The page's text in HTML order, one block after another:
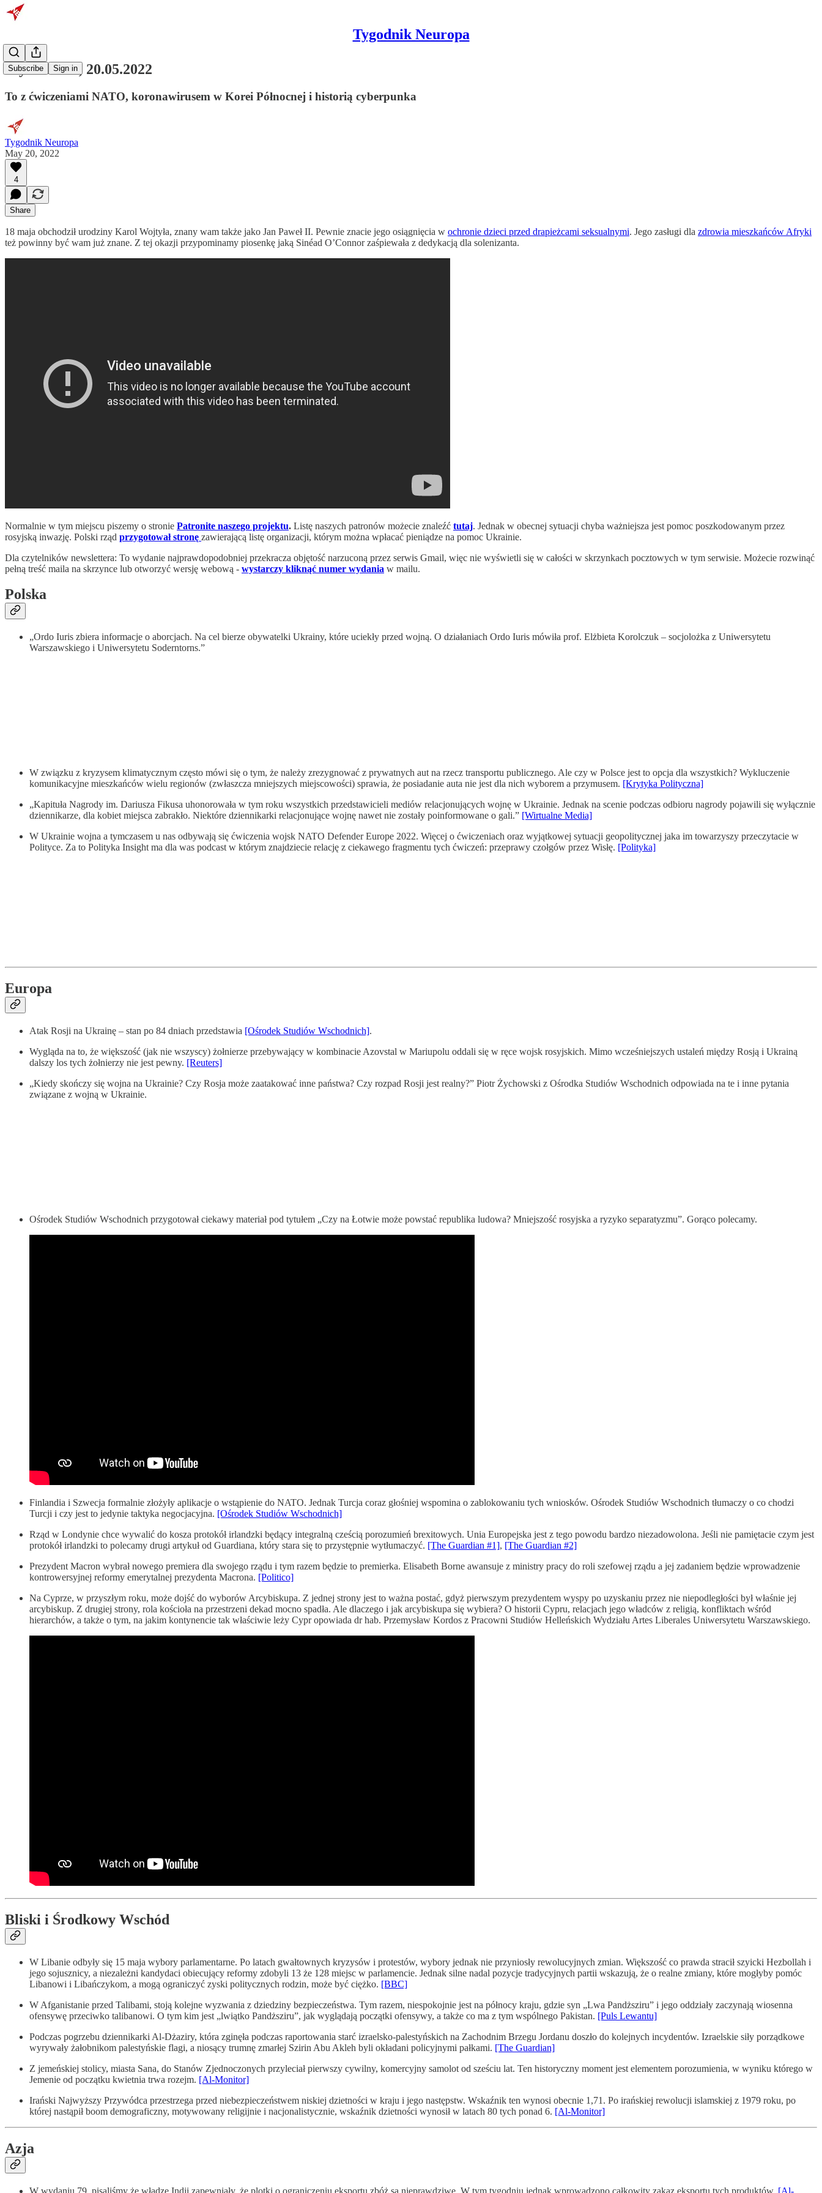
Tygodnik Neuropa
Subscribe Sign in
Wydanie 81, 20.05.2022
To z ćwiczeniami NATO, koronawirusem w Korei Północnej i historią cyberpunka
Tygodnik Neuropa
May 20, 2022
4
Share
18 maja obchodził urodziny Karol Wojtyła, znany wam także jako Jan Paweł II. Pewnie znacie jego osiągnięcia w ochronie dzieci przed drapieżcami seksualnymi. Jego zasługi dla zdrowia mieszkańców Afryki
też powinny być wam już znane. Z tej okazji przypominamy piosenkę jaką Sinéad O’Connor zaśpiewała z dedykacją dla solenizanta.
Normalnie w tym miejscu piszemy o stronie Patronite naszego projektu. Listę naszych patronów możecie znaleźć tutaj. Jednak w obecnej sytuacji chyba ważniejsza jest pomoc poszkodowanym przez
rosyjską inwazję. Polski rząd przygotował stronę zawierającą listę organizacji, którym można wpłacać pieniądze na pomoc Ukrainie.
Dla czytelników newslettera: To wydanie najprawdopodobniej przekracza objętość narzuconą przez serwis Gmail, więc nie wyświetli się w całości w skrzynkach pocztowych w tym serwisie. Możecie rozwinąć
pełną treść maila na skrzynce lub otworzyć wersję webową - wystarczy kliknąć numer wydania w mailu.
Polska
„Ordo Iuris zbiera informacje o aborcjach. Na cel bierze obywatelki Ukrainy, które uciekły przed wojną. O działaniach Ordo Iuris mówiła prof. Elżbieta Korolczuk – socjolożka z Uniwersytetu
Warszawskiego i Uniwersytetu Soderntorns.”
W związku z kryzysem klimatycznym często mówi się o tym, że należy zrezygnować z prywatnych aut na rzecz transportu publicznego. Ale czy w Polsce jest to opcja dla wszystkich? Wykluczenie
komunikacyjne mieszkańców wielu regionów (zwłaszcza mniejszych miejscowości) sprawia, że posiadanie auta nie jest dla nich wyborem a przymusem. [Krytyka Polityczna]
„Kapituła Nagrody im. Dariusza Fikusa uhonorowała w tym roku wszystkich przedstawicieli mediów relacjonujących wojnę w Ukrainie. Jednak na scenie podczas odbioru nagrody pojawili się wyłącznie
dziennikarze, dla kobiet miejsca zabrakło. Niektóre dziennikarki relacjonujące wojnę nawet nie zostały poinformowane o gali.” [Wirtualne Media]
W Ukrainie wojna a tymczasem u nas odbywają się ćwiczenia wojsk NATO Defender Europe 2022. Więcej o ćwiczeniach oraz wyjątkowej sytuacji geopolitycznej jaka im towarzyszy przeczytacie w
Polityce. Za to Polityka Insight ma dla was podcast w którym znajdziecie relację z ciekawego fragmentu tych ćwiczeń: przeprawy czołgów przez Wisłę. [Polityka]
Europa
Atak Rosji na Ukrainę – stan po 84 dniach przedstawia [Ośrodek Studiów Wschodnich].
Wygląda na to, że większość (jak nie wszyscy) żołnierze przebywający w kombinacie Azovstal w Mariupolu oddali się w ręce wojsk rosyjskich. Mimo wcześniejszych ustaleń między Rosją i Ukrainą
dalszy los tych żołnierzy nie jest pewny. [Reuters]
„Kiedy skończy się wojna na Ukrainie? Czy Rosja może zaatakować inne państwa? Czy rozpad Rosji jest realny?” Piotr Żychowski z Ośrodka Studiów Wschodnich odpowiada na te i inne pytania
związane z wojną w Ukrainie.
Ośrodek Studiów Wschodnich przygotował ciekawy materiał pod tytułem „Czy na Łotwie może powstać republika ludowa? Mniejszość rosyjska a ryzyko separatyzmu”. Gorąco polecamy.
Finlandia i Szwecja formalnie złożyły aplikacje o wstąpienie do NATO. Jednak Turcja coraz głośniej wspomina o zablokowaniu tych wniosków. Ośrodek Studiów Wschodnich tłumaczy o co chodzi
Turcji i czy jest to jedynie taktyka negocjacyjna. [Ośrodek Studiów Wschodnich]
Rząd w Londynie chce wywalić do kosza protokół irlandzki będący integralną cześcią porozumień brexitowych. Unia Europejska jest z tego powodu bardzo niezadowolona. Jeśli nie pamiętacie czym jest
protokół irlandzki to polecamy drugi artykuł od Guardiana, który stara się to przystępnie wytłumaczyć. [The Guardian #1], [The Guardian #2]
Prezydent Macron wybrał nowego premiera dla swojego rządu i tym razem będzie to premierka. Elisabeth Borne awansuje z ministry pracy do roli szefowej rządu a jej zadaniem będzie wprowadzenie
kontrowersyjnej reformy emerytalnej prezydenta Macrona. [Politico]
Na Cyprze, w przyszłym roku, może dojść do wyborów Arcybiskupa. Z jednej strony jest to ważna postać, gdyż pierwszym prezydentem wyspy po uzyskaniu przez nie niepodległości był właśnie jej
arcybiskup. Z drugiej strony, rola kościoła na przestrzeni dekad mocno spadła. Ale dlaczego i jak arcybiskupa się wybiera? O historii Cypru, relacjach jego władców z religią, konfliktach wśród
hierarchów, a także o tym, na jakim kontynencie tak właściwie leży Cypr opowiada dr hab. Przemysław Kordos z Pracowni Studiów Helleńskich Wydziału Artes Liberales Uniwersytetu Warszawskiego.
Bliski i Środkowy Wschód
W Libanie odbyły się 15 maja wybory parlamentarne. Po latach gwałtownych kryzysów i protestów, wybory jednak nie przyniosły rewolucyjnych zmian. Większość co prawda stracił szyicki Hezbollah i
jego sojusznicy, a niezależni kandydaci obiecujący reformy zdobyli 13 że 128 miejsc w parlamencie. Jednak silne nadal pozycje tradycyjnych partii wskazują, że o realne zmiany, które mogłyby pomóc
Libanowi i Libańczykom, a mogą ograniczyć zyski politycznych rodzin, może być ciężko. [BBC]
W Afganistanie przed Talibami, stoją kolejne wyzwania z dziedziny bezpieczeństwa. Tym razem, niespokojnie jest na północy kraju, gdzie syn „Lwa Pandższiru” i jego oddziały zaczynają wiosenna
ofensywę przeciwko talibanowi. O tym kim jest „lwiątko Pandższiru”, jak wyglądają początki ofensywy, a także co ma z tym wspólnego Pakistan. [Puls Lewantu]
Podczas pogrzebu dziennikarki Al-Dżaziry, która zginęła podczas raportowania starć izraelsko-palestyńskich na Zachodnim Brzegu Jordanu doszło do kolejnych incydentów. Izraelskie siły porządkowe
wyrywały żałobnikom palestyńskie flagi, a niosący trumnę zmarłej Szirin Abu Akleh byli okładani policyjnymi pałkami. [The Guardian]
Z jemeńskiej stolicy, miasta Sana, do Stanów Zjednoczonych przyleciał pierwszy cywilny, komercyjny samolot od sześciu lat. Ten historyczny moment jest elementem porozumienia, w wyniku którego w
Jemenie od początku kwietnia trwa rozejm. [Al-Monitor]
Irański Najwyższy Przywódca przestrzega przed niebezpieczeństwem niskiej dzietności w kraju i jego następstw. Wskaźnik ten wynosi obecnie 1,71. Po irańskiej rewolucji islamskiej z 1979 roku, po
której nastąpił boom demograficzny, motywowany religijnie i nacjonalistycznie, wskaźnik dzietności wynosił w latach 80 tych ponad 6. [Al-Monitor]
Azja
W wydaniu 79. pisaliśmy że władze Indii zapewniały, że plotki o ograniczeniu eksportu zbóż są nieprawdziwe. W tym tygodniu jednak wprowadzono całkowity zakaz eksportu tych produktów. [Al-